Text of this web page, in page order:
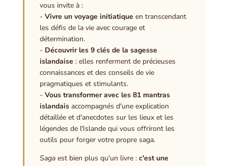
vous invite à :
- Vivre un voyage initiatique en transcendant
les défis de la vie avec courage et
détermination.
- Découvrir les 9 clés de la sagesse
islandaise : elles renferment de précieuses
connaissances et des conseils de vie
pragmatiques et stimulants.
- Vous transformer avec les 81 mantras
islandaisaccompagnés d'une explication
détaillée et d'anecdotes sur les lieux et les
légendes de l'Islande qui vous offriront les
outils pour forger votre propre saga.
Sagaest bien plus qu'un livre : c'est une